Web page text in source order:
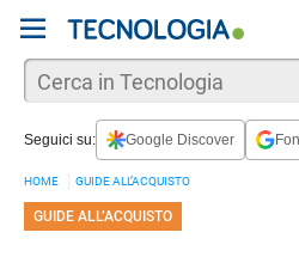
Seguici su: Google Discover
HOME GUIDE ALL’ACQUISTO
GUIDE ALL’ACQUISTO